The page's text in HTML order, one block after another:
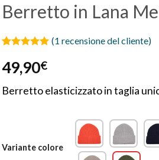
Berretto in Lana
su 5 su
base di
(1 recensione del cliente)
49,90€
Berretto elasticizzato in taglia
Variante colore